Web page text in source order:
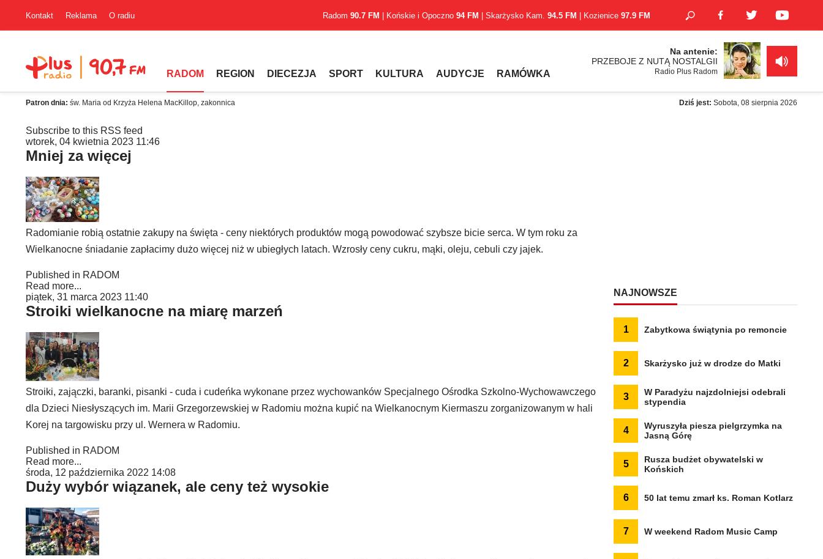
Kontakt Reklama O radiu Radom 90.7 FM | Końskie i Opoczno 94 FM | Skarżysko Kam. 94.5 FM | Kozienice 97.9 FM
RADOM REGION DIECEZJA SPORT KULTURA AUDYCJE RAMÓWKA
Na antenie:
PRZEBOJE Z NUTĄ NOSTALGII
Radio Plus Radom
Patron dnia: św. Maria od Krzyża Helena MacKillop, zakonnica Dziś jest: Sobota, 08 sierpnia 2026
Subscribe to this RSS feed
wtorek, 04 kwietnia 2023 11:46
Mniej za więcej
Radomianie robią ostatnie zakupy na święta - ceny niektórych produktów mogą powodować szybsze bicie serca. W tym roku za
Wielkanocne śniadanie zapłacimy dużo więcej niż w ubiegłych latach. Wzrosły ceny cukru, mąki, oleju, cebuli czy jajek.
Published in RADOM
Read more...
piątek, 31 marca 2023 11:40
Stroiki wielkanocne na miarę marzeń
Stroiki, zajączki, baranki, pisanki - cuda i cudeńka wykonane przez wychowanków Specjalnego Ośrodka Szkolno-Wychowawczego
dla Dzieci Niesłyszących im. Marii Grzegorzewskiej w Radomiu można kupić na Wielkanocnym Kiermaszu zorganizowanym w hali
Korej na targowisku przy ul. Wernera w Radomiu.
Published in RADOM
Read more...
środa, 12 października 2022 14:08
Duży wybór wiązanek, ale ceny też wysokie
NAJNOWSZE
1 Zabytkowa świątynia po remoncie
2 Skarżysko już w drodze do Matki
3
W Paradyżu najzdolniejsi odebrali
stypendia
4
Wyruszyła piesza pielgrzymka na
Jasną Górę
5
Rusza budżet obywatelski w
Końskich
6 50 lat temu zmarł ks. Roman Kotlarz
7 W weekend Radom Music Camp